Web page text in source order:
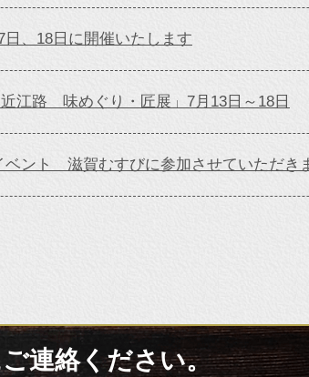
、18日に開催いたします
江路 味めぐり・匠展」7月13日～18日
ント 滋賀むすびに参加させていただき
連絡ください。